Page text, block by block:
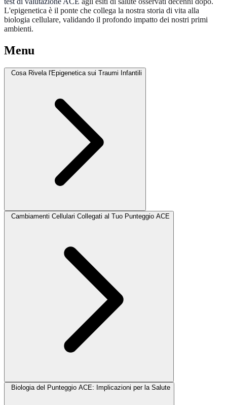
L'epigenetica è il ponte che collega la nostra storia di vita alla
biologia cellulare, validando il profondo impatto dei nostri primi
ambienti.
Menu
Cosa Rivela l'Epigenetica sui Traumi Infantili
Cambiamenti Cellulari Collegati al Tuo Punteggio ACE
Biologia del Punteggio ACE: Implicazioni per la Salute